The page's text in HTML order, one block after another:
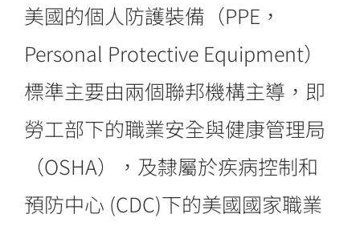
美國的個人防護裝備（PPE，
Personal Protective Equipment）
標準主要由兩個聯邦機構主導，即
勞工部下的職業安全與健康管理局
（OSHA），及隸屬於疾病控制和
預防中心 (CDC)下的美國國家職業